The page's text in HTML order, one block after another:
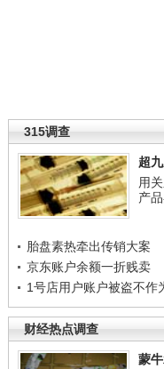
315调查
超
用
产
胎盘素热牵出传销大案
京东账户余额一折贱卖
1号店用户账户被盗不作
财经热点调查
蒙